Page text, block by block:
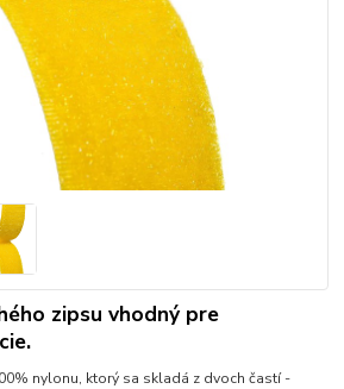
zipsu vhodný pre
nylonu, ktorý sa skladá z dvoch častí -